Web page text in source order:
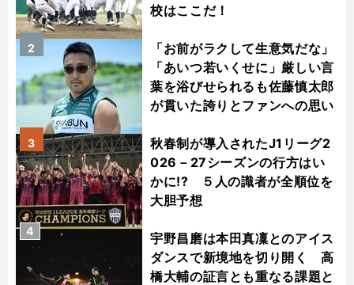
校はここだ！
「お前がラクして生意気だな」
「あいつ若いくせに」厳しい言
葉を浴びせられるも佐藤慎太郎
が貫いた誇りとファンへの思い
2
秋春制が導入されたJ1リーグ2
026－27シーズンの行方はい
かに!? ５人の識者が全順位を
大胆予想
3
宇野昌磨は本田真凜とのアイス
ダンスで新境地を切り開く 高
橋大輔の証言とも重なる課題と
4